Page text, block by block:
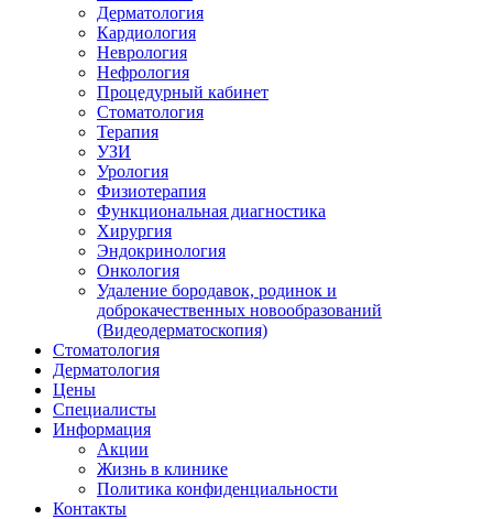
Дерматология
Кардиология
Неврология
Нефрология
Процедурный кабинет
Стоматология
Терапия
УЗИ
Урология
Физиотерапия
Функциональная диагностика
Хирургия
Эндокринология
Онкология
Удаление бородавок, родинок и
доброкачественных новообразований
(Видеодерматоскопия)
Стоматология
Дерматология
Цены
Специалисты
Информация
Акции
Жизнь в клинике
Политика конфиденциальности
Контакты